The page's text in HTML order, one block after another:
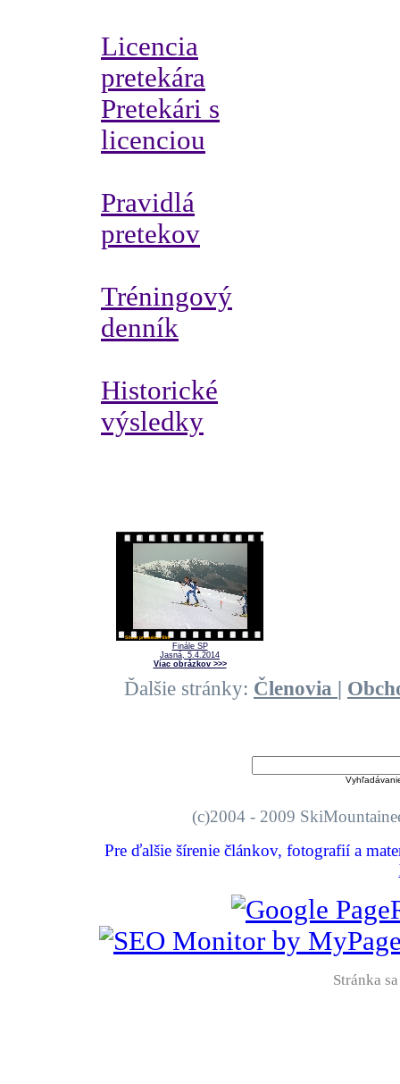
Licencia
pretekára
Pretekári s
licenciou
Pravidlá
pretekov
Tréningový
denník
Historické
výsledky
Finále SP
Jasná, 5.4.2014
Viac obrázkov >>>
Ďalšie stránky: Členovia |
(c)2004 - 2009
Pre ďalšie šírenie článkov, fotografií a
Stránka